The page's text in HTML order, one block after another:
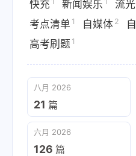
快充 新闻娱乐 流
考点清单 1 自媒体 2
高考刷题 1
八月 2026
21 篇
六月 2026
126 篇